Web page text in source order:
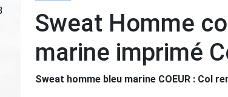
Sweat Homme
marine imprimé
Sweat homme bleu marine COEUR : Col